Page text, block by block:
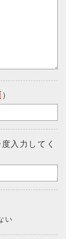
）
入力してく
い